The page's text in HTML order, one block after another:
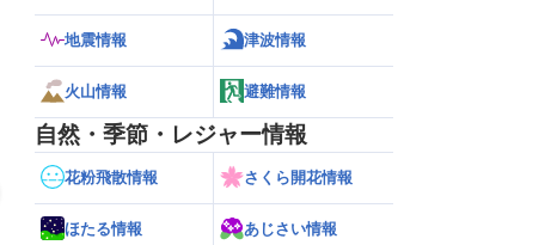
地震情報 津波情報
火山情報 避難情報
自然・季節・レジャー情報
花粉飛散情報 さくら開花情報
ほたる情報 あじさい情報